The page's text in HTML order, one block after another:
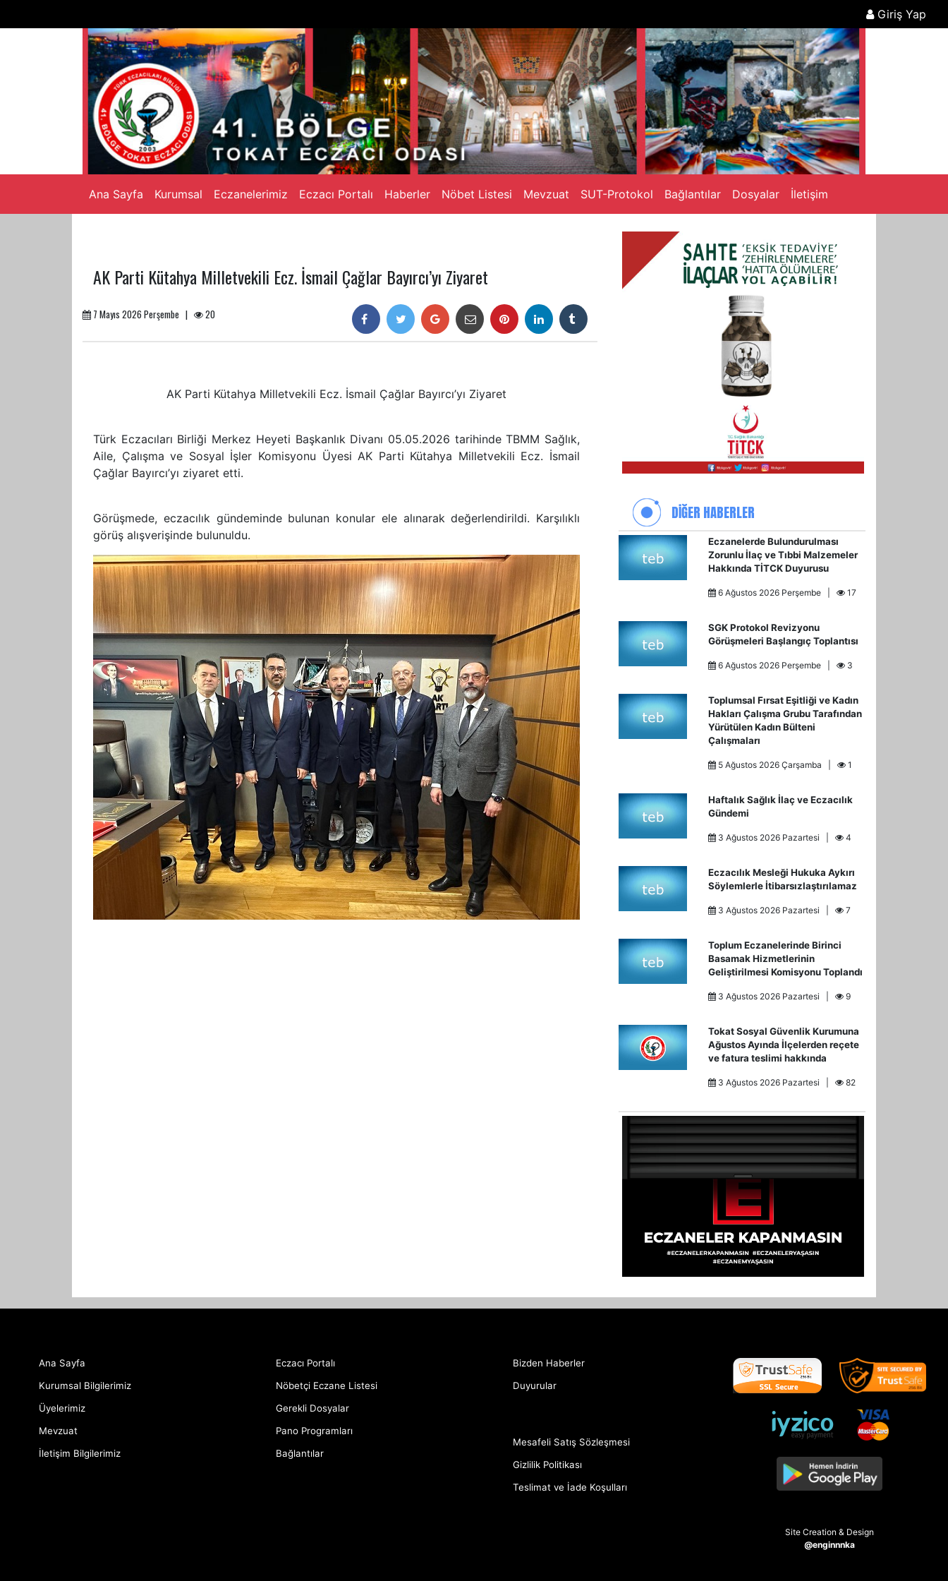
Giriş Yap
Ana Sayfa Kurumsal Eczanelerimiz Eczacı Portalı Haberler Nöbet Listesi Mevzuat SUT-Protokol Bağlantılar Dosyalar İletişim
AK Parti Kütahya Milletvekili Ecz. İsmail Çağlar Bayırcı’yı Ziyaret
7 Mayıs 2026 Perşembe | 20
AK Parti Kütahya Milletvekili Ecz. İsmail Çağlar Bayırcı’yı Ziyaret
Türk Eczacıları Birliği Merkez Heyeti Başkanlık Divanı 05.05.2026 tarihinde TBMM Sağlık,
Aile, Çalışma ve Sosyal İşler Komisyonu Üyesi AK Parti Kütahya Milletvekili Ecz. İsmail
Çağlar Bayırcı’yı ziyaret etti.
Görüşmede, eczacılık gündeminde bulunan konular ele alınarak değerlendirildi. Karşılıklı
görüş alışverişinde bulunuldu.
DİĞER HABERLER
Eczanelerde Bulundurulması
Zorunlu İlaç ve Tıbbi Malzemeler
Hakkında TİTCK Duyurusu
6 Ağustos 2026 Perşembe | 17
SGK Protokol Revizyonu
Görüşmeleri Başlangıç Toplantısı
6 Ağustos 2026 Perşembe | 3
Toplumsal Fırsat Eşitliği ve Kadın
Hakları Çalışma Grubu Tarafından
Yürütülen Kadın Bülteni
Çalışmaları
5 Ağustos 2026 Çarşamba | 1
Haftalık Sağlık İlaç ve Eczacılık
Gündemi
3 Ağustos 2026 Pazartesi | 4
Eczacılık Mesleği Hukuka Aykırı
Söylemlerle İtibarsızlaştırılamaz
3 Ağustos 2026 Pazartesi | 7
Toplum Eczanelerinde Birinci
Basamak Hizmetlerinin
Geliştirilmesi Komisyonu Toplandı
3 Ağustos 2026 Pazartesi | 9
Tokat Sosyal Güvenlik Kurumuna
Ağustos Ayında İlçelerden reçete
ve fatura teslimi hakkında
3 Ağustos 2026 Pazartesi | 82
Ana Sayfa
Kurumsal Bilgilerimiz
Üyelerimiz
Mevzuat
İletişim Bilgilerimiz
Eczacı Portalı
Nöbetçi Eczane Listesi
Gerekli Dosyalar
Pano Programları
Bağlantılar
Bizden Haberler
Duyurular
Mesafeli Satış Sözleşmesi
Gizlilik Politikası
Teslimat ve İade Koşulları
Site Creation & Design
@enginnnka